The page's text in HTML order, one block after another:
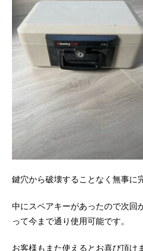
鍵穴から破壊することなく無事に
中にスペアキーがあったので次回
って今まで通り使用可能です。
お客様もまた使えるとお喜び頂け